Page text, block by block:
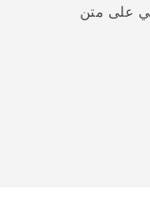
على متن